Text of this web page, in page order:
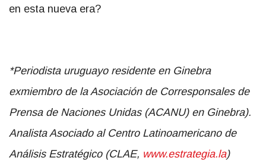
en esta nueva era?
*Periodista uruguayo residente en Ginebra
exmiembro de la Asociación de Corresponsales de
Prensa de Naciones Unidas (ACANU) en Ginebra).
Analista Asociado al Centro Latinoamericano de
Análisis Estratégico (CLAE, www.estrategia.la)